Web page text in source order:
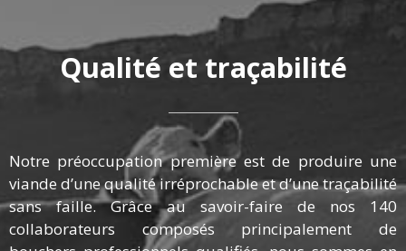
Qualité et traçabilité
Notre préoccupation première est de produire une
viande d’une qualité irréprochable et d’une traçabilité
sans faille. Grâce au savoir-faire de nos 140
collaborateurs composés principalement de